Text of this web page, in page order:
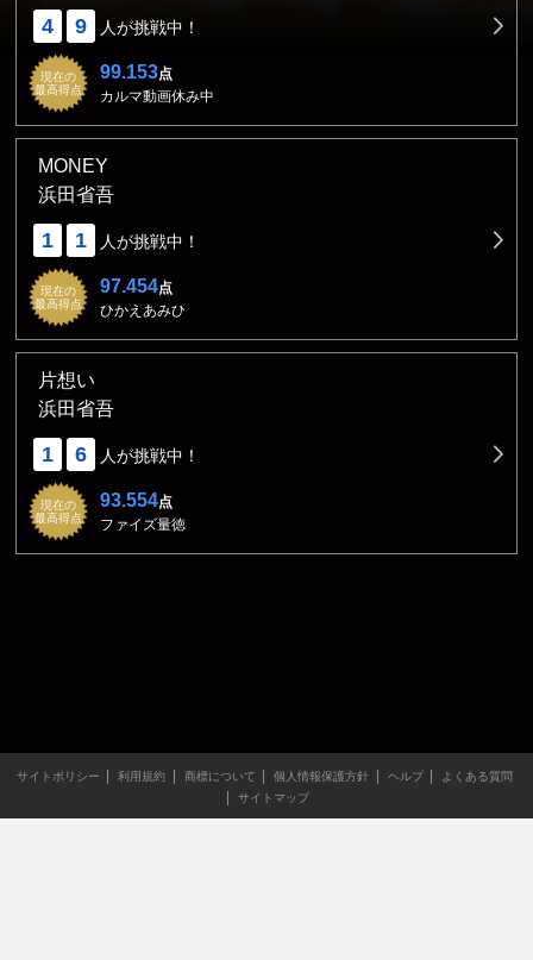
4 9 人が挑戦中！
現在の
最高得点
99.153点
カルマ動画休み中
MONEY
浜田省吾
1 1 人が挑戦中！
現在の
最高得点
97.454点
ひかえあみひ
片想い
浜田省吾
1 6 人が挑戦中！
現在の
最高得点
93.554点
ファイズ量徳
サイトポリシー 利用規約 商標について 個人情報保護方針 ヘルプ
よくある質問
サイトマップ